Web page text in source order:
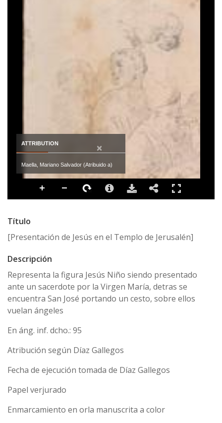
ATTRIBUTION ×
Maella, Mariano Salvador (Atribuido a)
Título
[Presentación de Jesús en el Templo de Jerusalén]
Descripción
Representa la figura Jesús Niño siendo presentado
ante un sacerdote por la Virgen María, detras se
encuentra San José portando un cesto, sobre ellos
vuelan ángeles
En áng. inf. dcho.: 95
Atribución según Díaz Gallegos
Fecha de ejecución tomada de Díaz Gallegos
Papel verjurado
Enmarcamiento en orla manuscrita a color